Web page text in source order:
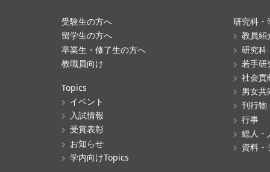
受験生の方へ
留学生の方へ
卒業生・修了生の方へ
教職員向け
Topics
イベント
入試情報
受賞表彰
お知らせ
学内向けTopics
研究科・
教員紹
研究科
若手研
社会貢
男女共
刊行物
行事
総人・
資料・